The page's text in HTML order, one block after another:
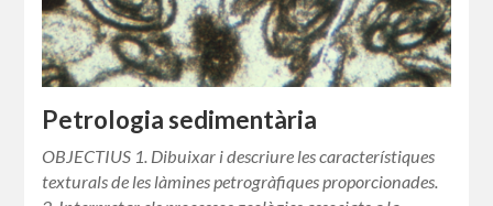
Petrologia sedimentària
OBJECTIUS 1. Dibuixar i descriure les característiques
texturals de les làmines petrogràfiques proporcionades.